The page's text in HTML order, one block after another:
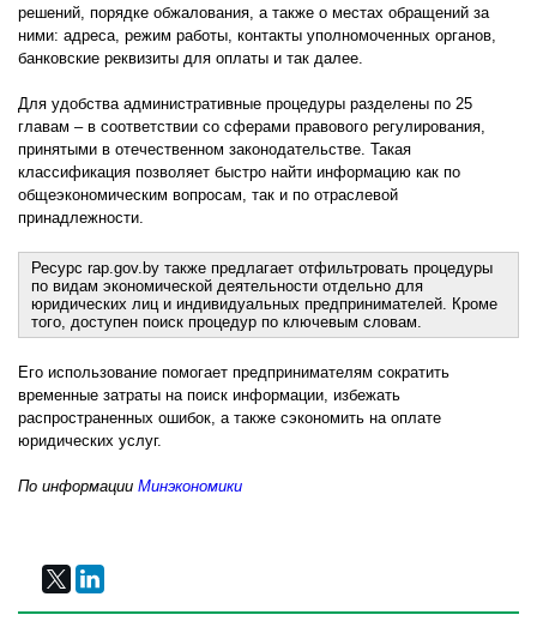
решений, порядке обжалования, а также о местах обращений за
ними: адреса, режим работы, контакты уполномоченных органов,
банковские реквизиты для оплаты и так далее.
Для удобства административные процедуры разделены по 25
главам – в соответствии со сферами правового регулирования,
принятыми в отечественном законодательстве. Такая
классификация позволяет быстро найти информацию как по
общеэкономическим вопросам, так и по отраслевой
принадлежности.
Ресурс rap.gov.by также предлагает отфильтровать процедуры
по видам экономической деятельности отдельно для
юридических лиц и индивидуальных предпринимателей. Кроме
того, доступен поиск процедур по ключевым словам.
Его использование помогает предпринимателям сократить
временные затраты на поиск информации, избежать
распространенных ошибок, а также сэкономить на оплате
юридических услуг.
По информации Минэкономики